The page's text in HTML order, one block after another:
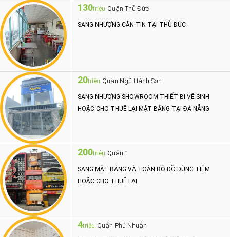
130triệu Quận Thủ Đức
SANG NHƯỢNG CĂN TIN TẠI THỦ ĐỨC
20triệu Quận Ngũ Hành Sơn
SANG NHƯỢNG SHOWROOM THIẾT BỊ VỆ SINH
HOẶC CHO THUÊ LẠI MẶT BẰNG TẠI ĐÀ NẴNG
200triệu Quận 1
SANG MẶT BẰNG VÀ TOÀN BỘ ĐỒ DÙNG TIỆM
HOẶC CHO THUÊ LẠI
4triệu Quận Phú Nhuận